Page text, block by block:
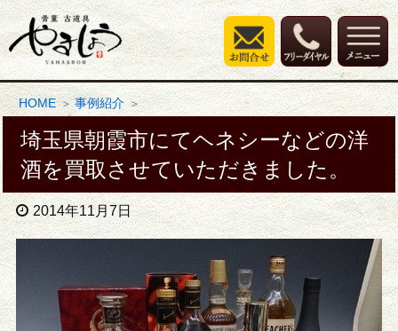
HOME 事例紹介
埼玉県朝霞市にてヘネシーなどの洋
酒を買取させていただきました。
2014年11月7日